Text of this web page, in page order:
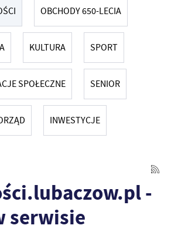
OBCHODY 650-LECIA
KULTURA SPORT
SPOŁECZNE SENIOR
INWESTYCJE
-
serwisie